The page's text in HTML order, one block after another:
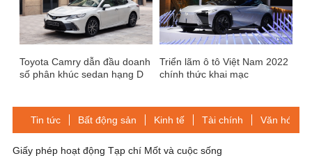
Toyota Camry dẫn đầu doanh
số phân khúc sedan hạng D
Triển lãm ô tô Việt Nam 2022
chính thức khai mạc
Tin tức Bất động sản Kinh tế Tài chính Văn hóa-
Giấy phép hoạt động Tạp chí Mốt và cuộc sống